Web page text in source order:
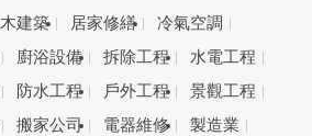
建築 居家修繕
冷氣空調
廚浴設備 拆除工程
水電工程
防水工程 戶外工程
景觀工程
搬家公司 電器維修
製造業